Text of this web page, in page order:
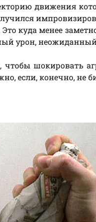
движения
куда менее
урон,
шокировать
если, конечно, не